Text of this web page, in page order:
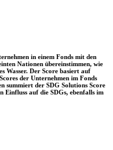
in einem Fonds mit den
Nationen übereinstimmen, wie
Wasser. Der Score basiert auf
der Unternehmen im Fonds
summiert der SDG Solutions Score
Einfluss auf die SDGs, ebenfalls im